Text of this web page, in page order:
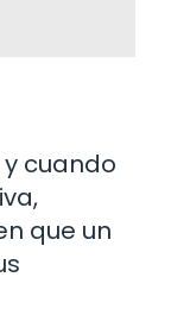
cuando
que un